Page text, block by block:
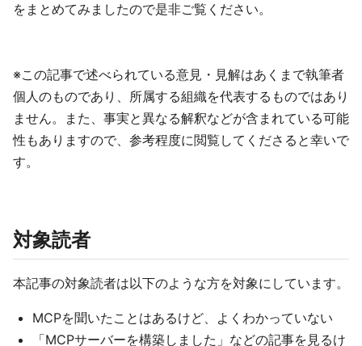
をまとめてみましたので是非ご覧ください。
※この記事で述べられている意見・見解はあくまで執筆者
個人のものであり、所属する組織を代表するものではあり
ません。また、事実と異なる解釈などが含まれている可能
性もありますので、参考程度に閲覧してくださると幸いで
す。
対象読者
本記事の対象読者は以下のような方を対象にしています。
MCPを聞いたことはあるけど、よくわかっていない
「MCPサーバーを構築しました」などの記事を見るけ